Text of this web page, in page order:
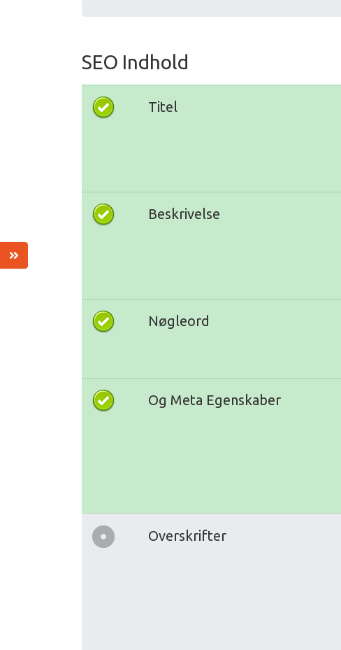
SEO Indhold
Titel
Beskrivelse
Nøgleord
Og Meta Egenskaber
Overskrifter